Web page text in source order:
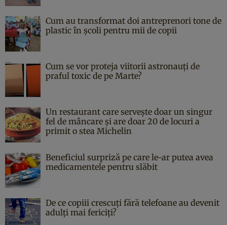
Cum au transformat doi antreprenori tone de
plastic în școli pentru mii de copii
Cum se vor proteja viitorii astronauți de
praful toxic de pe Marte?
Un restaurant care servește doar un singur
fel de mâncare și are doar 20 de locuri a
primit o stea Michelin
Beneficiul surpriză pe care le-ar putea avea
medicamentele pentru slăbit
De ce copiii crescuți fără telefoane au devenit
adulți mai fericiți?